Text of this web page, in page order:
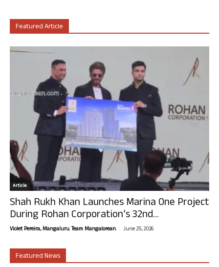
Featured Article
Article
Shah Rukh Khan Launches Marina One Project
During Rohan Corporation’s 32nd...
Violet Pereira, Mangaluru. Team Mangalorean. - June 25, 2026
Featured News